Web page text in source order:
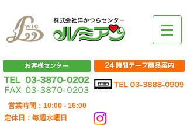
定休日：毎週水曜日
営業時間：10:00 - 16:00